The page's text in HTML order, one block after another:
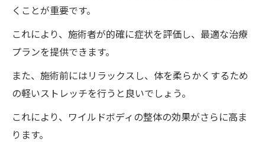
くことが重要です。
これにより、施術者が的確に症状を評価し、最適な治療
プランを提供できます。
また、施術前にはリラックスし、体を柔らかくするため
の軽いストレッチを行うと良いでしょう。
これにより、ワイルドボディの整体の効果がさらに高ま
ります。